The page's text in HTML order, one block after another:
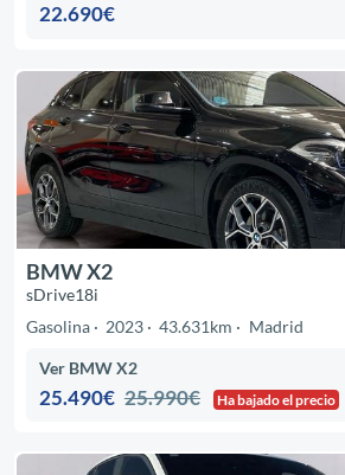
22.690€
BMW X2
sDrive18i
Gasolina
2023 43.631km Madrid
Ver BMW X2
25.490€ 25.990€ Ha bajado el precio